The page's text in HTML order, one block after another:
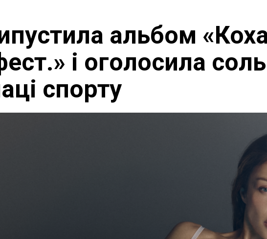
альбом
і оголосила
спорту